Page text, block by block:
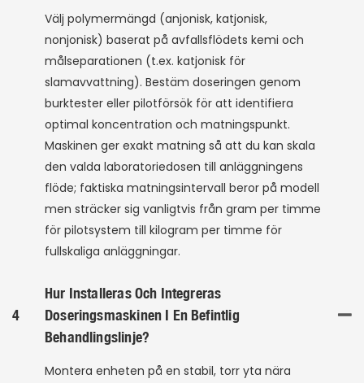
Välj polymermängd (anjonisk, katjonisk,
nonjonisk) baserat på avfallsflödets kemi och
målseparationen (t.ex. katjonisk för
slamavvattning). Bestäm doseringen genom
burktester eller pilotförsök för att identifiera
optimal koncentration och matningspunkt.
Maskinen ger exakt matning så att du kan skala
den valda laboratoriedosen till anläggningens
flöde; faktiska matningsintervall beror på modell
men sträcker sig vanligtvis från gram per timme
för pilotsystem till kilogram per timme för
fullskaliga anläggningar.
4
Hur Installeras Och Integreras
Doseringsmaskinen I En Befintlig
Behandlingslinje?
Montera enheten på en stabil, torr yta nära